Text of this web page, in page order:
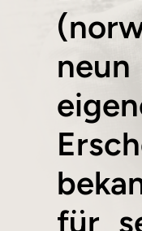
für